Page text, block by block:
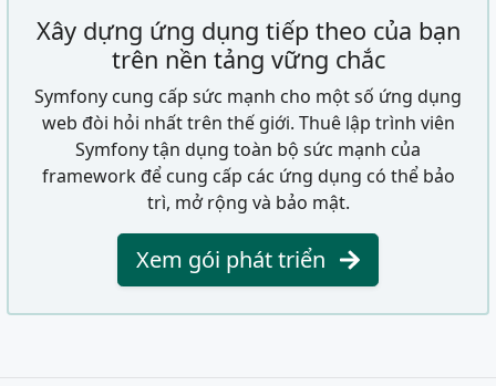
Xây dựng ứng dụng tiếp theo của bạn
trên nền tảng vững chắc
Symfony cung cấp sức mạnh cho một số ứng dụng
web đòi hỏi nhất trên thế giới. Thuê lập trình viên
Symfony tận dụng toàn bộ sức mạnh của
framework để cung cấp các ứng dụng có thể bảo
trì, mở rộng và bảo mật.
Xem gói phát triển